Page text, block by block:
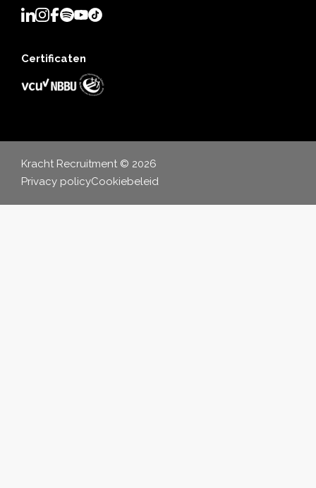
Certificaten
Kracht Recruitment © 2026
Privacy policyCookiebeleid